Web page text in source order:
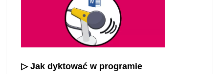
▷ Jak dyktować w programie